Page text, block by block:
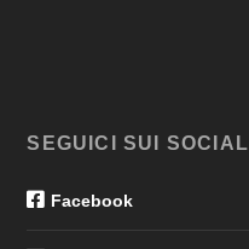
SEGUICI SUI SOCIAL
Facebook